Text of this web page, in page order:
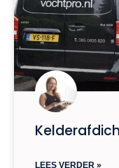
LEES VERDER »